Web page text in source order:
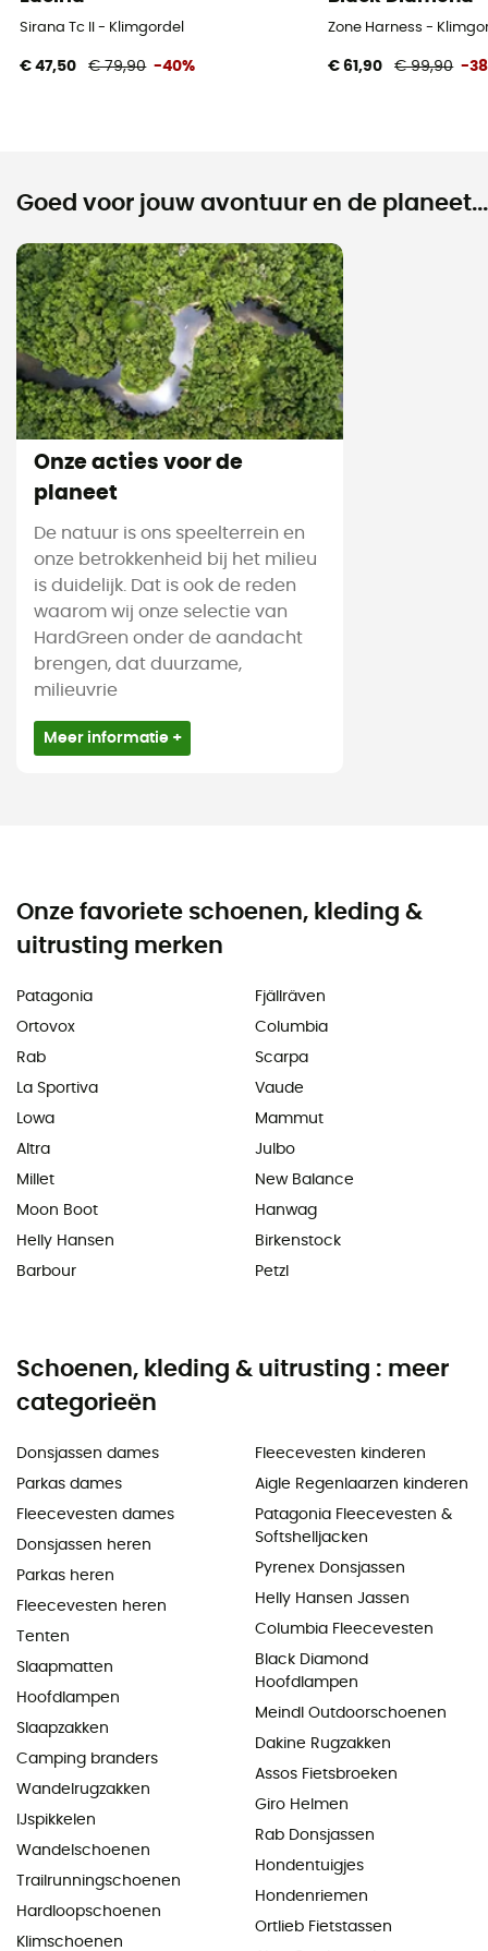
Sirana Tc II - Klimgordel
€ 47,50 € 79,90 -40%
Zone Harness -
€ 61,90 € 99,90 -
Goed voor jouw avontuur en de planeet...
Onze acties voor de
planeet
De natuur is ons speelterrein en
onze betrokkenheid bij het milieu
is duidelijk. Dat is ook de reden
waarom wij onze selectie van
HardGreen onder de aandacht
brengen, dat duurzame,
milieuvrie
Meer informatie +
Onze favoriete schoenen, kleding &
uitrusting merken
Patagonia
Ortovox
Rab
La Sportiva
Lowa
Altra
Millet
Moon Boot
Helly Hansen
Barbour
Fjällräven
Columbia
Scarpa
Vaude
Mammut
Julbo
New Balance
Hanwag
Birkenstock
Petzl
Schoenen, kleding & uitrusting : meer
categorieën
Donsjassen dames
Parkas dames
Fleecevesten dames
Donsjassen heren
Parkas heren
Fleecevesten heren
Tenten
Slaapmatten
Hoofdlampen
Slaapzakken
Camping branders
Wandelrugzakken
IJspikkelen
Wandelschoenen
Trailrunningschoenen
Hardloopschoenen
Klimschoenen
Fleecevesten kinderen
Aigle Regenlaarzen kinderen
Patagonia Fleecevesten &
Softshelljacken
Pyrenex Donsjassen
Helly Hansen Jassen
Columbia Fleecevesten
Black Diamond
Hoofdlampen
Meindl Outdoorschoenen
Dakine Rugzakken
Assos Fietsbroeken
Giro Helmen
Rab Donsjassen
Hondentuigjes
Hondenriemen
Ortlieb Fietstassen